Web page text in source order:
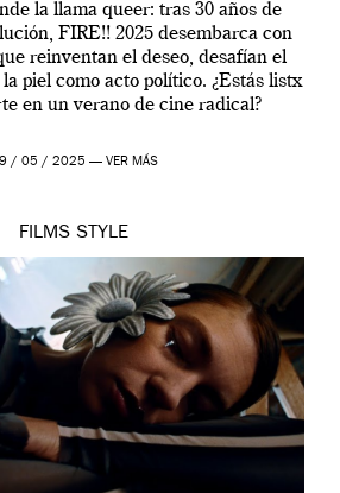
la llama queer: tras 30 años de
FIRE!! 2025 desembarca con
reinventan el deseo, desafían el
piel como acto político. ¿Estás listx
en un verano de cine radical?
/ 05 / 2025 — VER MÁS
FILMS STYLE